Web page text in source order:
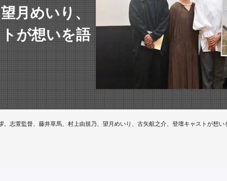
月めいり、
が想いを語
志萱監督、藤井草馬、村上由規乃、望月めいり、古矢航之介、登壇キャストが想い